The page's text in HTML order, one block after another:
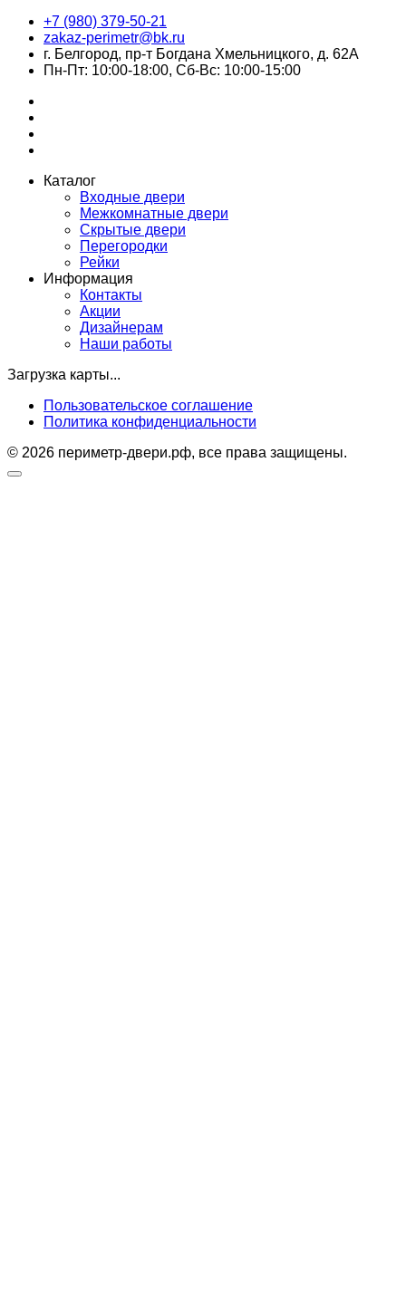
+7 (980) 379-50-21
zakaz-perimetr@bk.ru
г. Белгород, пр-т Богдана Хмельницкого, д. 62А
Пн-Пт: 10:00-18:00, Сб-Вс: 10:00-15:00
Каталог
Входные двери
Межкомнатные двери
Скрытые двери
Перегородки
Рейки
Информация
Контакты
Акции
Дизайнерам
Наши работы
Загрузка карты...
Пользовательское соглашение
Политика конфиденциальности
© 2026 периметр-двери.рф, все права защищены.